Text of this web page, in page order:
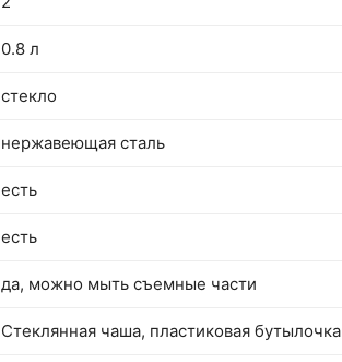
0.8 л
стекло
нержавеющая сталь
есть
есть
да, можно мыть съемные части
Стеклянная чаша, пластиковая бутылочка